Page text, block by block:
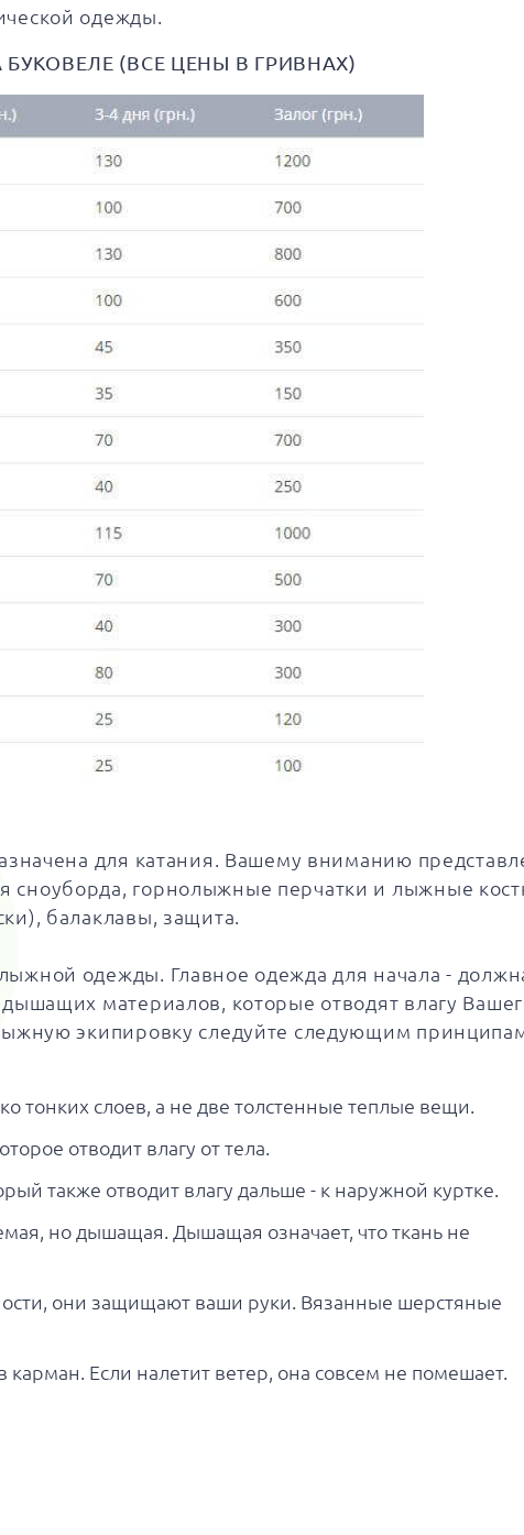
одежды.
(ВСЕ ЦЕНЫ В ГРИВНАХ)
для катания. Вашему вниманию
сноуборда, горнолыжные перчатки и лыжные
балаклавы, защита.
одежды. Главное одежда для начала -
материалов, которые отводят влагу
экипировку следуйте следующим
тонких слоев, а не две толстенные теплые вещи.
отводит влагу от тела.
также отводит влагу дальше - к наружной куртке.
но дышащая. Дышащая означает, что ткань не
они защищают ваши руки. Вязанные шерстяные
Если налетит ветер, она совсем не помешает.